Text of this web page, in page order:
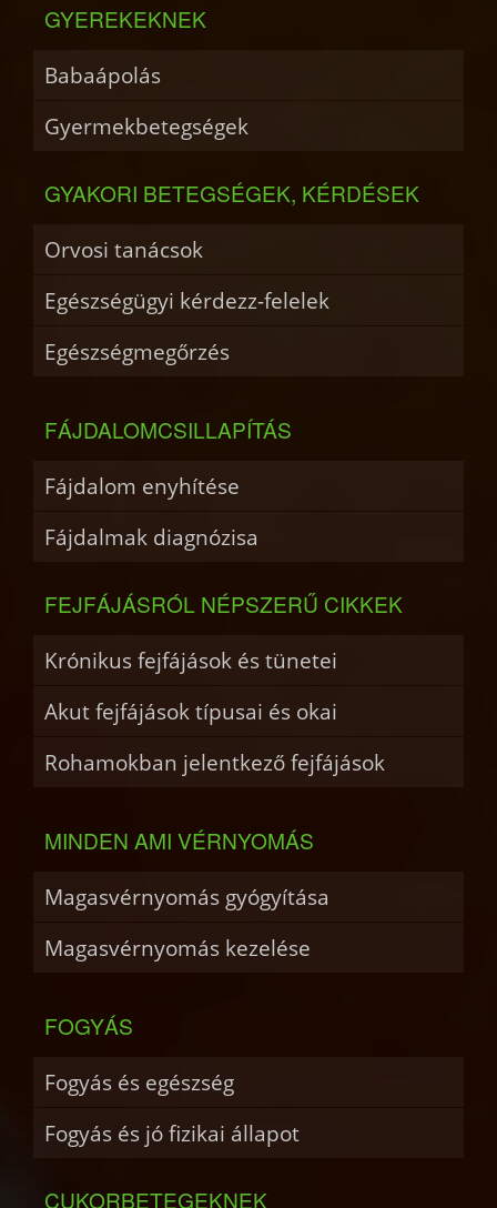
GYEREKEKNEK
Babaápolás
Gyermekbetegségek
GYAKORI BETEGSÉGEK, KÉRDÉSEK
Orvosi tanácsok
Egészségügyi kérdezz-felelek
Egészségmegőrzés
FÁJDALOMCSILLAPÍTÁS
Fájdalom enyhítése
Fájdalmak diagnózisa
FEJFÁJÁSRÓL NÉPSZERŰ CIKKEK
Krónikus fejfájások és tünetei
Akut fejfájások típusai és okai
Rohamokban jelentkező fejfájások
MINDEN AMI VÉRNYOMÁS
Magasvérnyomás gyógyítása
Magasvérnyomás kezelése
FOGYÁS
Fogyás és egészség
Fogyás és jó fizikai állapot
CUKORBETEGEKNEK